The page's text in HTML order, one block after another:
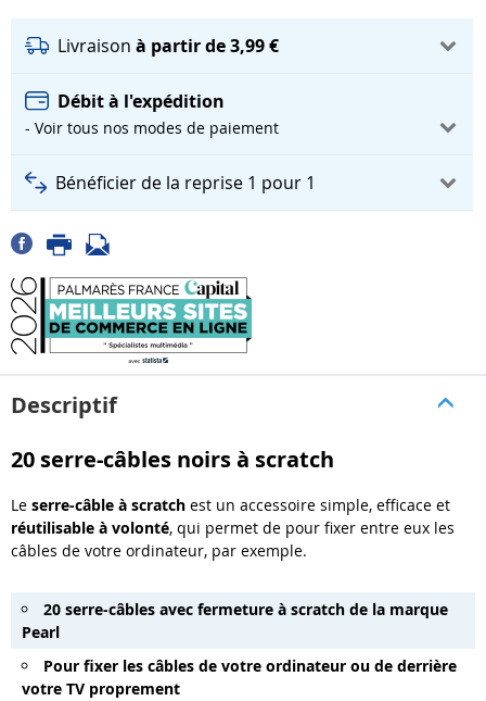
Livraison à partir de 3,99 €
Débit à l'expédition
- Voir tous nos modes de paiement
Bénéficier de la reprise 1 pour 1
Descriptif
20 serre-câbles noirs à scratch
Le serre-câble à scratch est un accessoire simple, efficace et
réutilisable à volonté, qui permet de pour fixer entre eux les
câbles de votre ordinateur, par exemple.
20 serre-câbles avec fermeture à scratch de la marque
Pearl
Pour fixer les câbles de votre ordinateur ou de derrière
votre TV proprement